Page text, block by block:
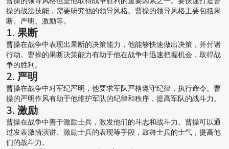
操的战法技能，需要研究他的领导风格。曹操的领导风格主要包括果
断、严明、激励等。
1. 果断
曹操在战争中表现出果断的决策能力，他能够快速做出决策，并付诸
行动。曹操的果断决策能力有助于他在战争中迅速把握机会，取得战
争的胜利。
2. 严明
曹操在战争中对军纪严明，他要求军队严格遵守纪律，执行命令。曹
操的严明作风有助于他维护军队的纪律和秩序，提高军队的战斗力。
3. 激励
曹操在战争中善于激励士兵，激发他们的斗志和战斗力。曹操可以通
过发表激情演讲、激励士兵的表现等手段，鼓舞士兵的士气，提高他
们的战斗力。